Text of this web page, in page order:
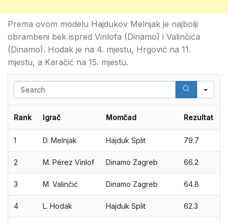
Prema ovom modelu Hajdukov Melnjak je najbolji
obrambeni bek ispred Vinlofa (Dinamo) i Valinčića
(Dinamo). Hodak je na 4. mjestu, Hrgović na 11.
mjestu, a Karačić na 15. mjestu.
Rank Igrač Momčad Rezultat
1 D. Melnjak Hajduk Split 79.7
2 M. Pérez Vinlof Dinamo Zagreb 66.2
3 M. Valinčić Dinamo Zagreb 64.8
4 L. Hodak Hajduk Split 62.3